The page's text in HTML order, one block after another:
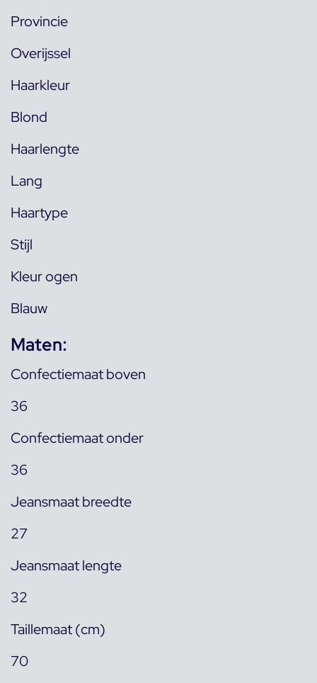
Provincie
Overijssel
Haarkleur
Blond
Haarlengte
Lang
Haartype
Stijl
Kleur ogen
Blauw
Maten:
Confectiemaat boven
36
Confectiemaat onder
36
Jeansmaat breedte
27
Jeansmaat lengte
32
Taillemaat (cm)
70